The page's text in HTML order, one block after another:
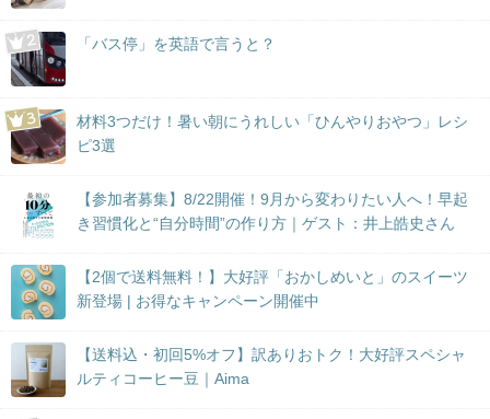
「バス停」を英語で言うと？
材料3つだけ！暑い朝にうれしい「ひんやりおやつ」レシ
ピ3選
【参加者募集】8/22開催！9月から変わりたい人へ！早起
き習慣化と“自分時間”の作り方｜ゲスト：井上皓史さん
【2個で送料無料！】大好評「おかしめいと」のスイーツ
新登場 | お得なキャンペーン開催中
【送料込・初回5%オフ】訳ありおトク！大好評スペシャ
ルティコーヒー豆｜Aima